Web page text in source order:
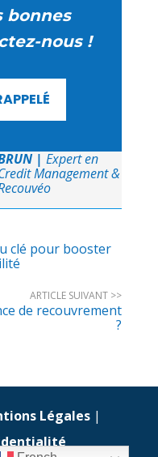
bonnes
nous !
| Expert en
Management &
clé pour booster
ARTICLE SUIVANT >>
de recouvrement
?
Légales|